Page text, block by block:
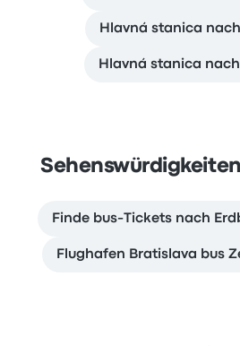
Hlavná stanica
Hlavná stanica
Finde bus-Tickets nach
Flughafen Bratislava bus